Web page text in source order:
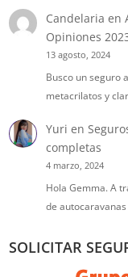
Candelaria en
Opiniones
13 agosto, 2024
Busco un seguro
metacrilatos y
Yuri en
completas
4 marzo, 2024
Hola Gemma. A
de
SOLICITAR